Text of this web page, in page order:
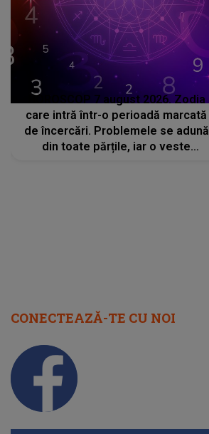
HOROSCOP 7 august 2026. Zodia
care intră într-o perioadă marcată
de încercări. Problemele se adună
din toate părțile, iar o veste
CONECTEAZĂ-TE CU NOI